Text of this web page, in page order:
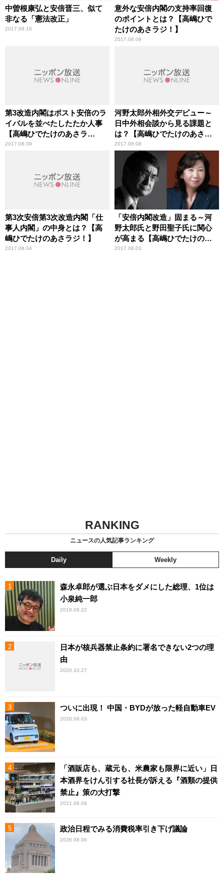
中曽根康弘と安倍晋三、似て
非なる「憲法改正」
2017.08.16
意外な安倍内閣の支持率回復
のポイントとは？【高嶋ひで
たけのあさラジ！】
2017.08.09
第3改造内閣はポスト安倍のラ
イバルを並べたしたたか人事
【高嶋ひでたけのあさラ
ジ！】
2017.08.09
河野太郎外相外交デビュー～
日中外相会談から見る課題と
は？【高嶋ひでたけのあさラ
ジ！】
2017.08.08
第3次安倍第3次改造内閣「仕
事人内閣」の中身とは？【高
嶋ひでたけのあさラジ！】
2017.08.04
「安倍内閣改造」固まる～河
野太郎氏と野田聖子氏に関心
が高まる【高嶋ひでたけのあ
さラジ！】
2017.08.03
RANKING
ニュースの人気記事ランキング
Daily Weekly
森永卓郎が選ぶ日本をダメにした総理、1位は
小泉純一郎
2018.08.22
日本が核兵器禁止条約に署名できない2つの理
由
2020.10.27
ついに出現！ 中国・BYDが放った軽自動車EV
2026.08.03
「酒販店も、蔵元も、米農家も限界に近い」日
本酒界をけん引する社長が訴える『酒類の提供
禁止』策の大打撃
2021.06.08
政治日程でみる消費税率引き下げ議論
2026.08.06